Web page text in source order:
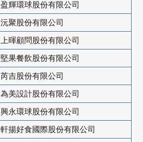
盈輝環球股份有限公司
沅聚股份有限公司
上暉顧問股份有限公司
堅果餐飲股份有限公司
芮吉股份有限公司
為美設計股份有限公司
興永環球股份有限公司
軒揚好食國際股份有限公司